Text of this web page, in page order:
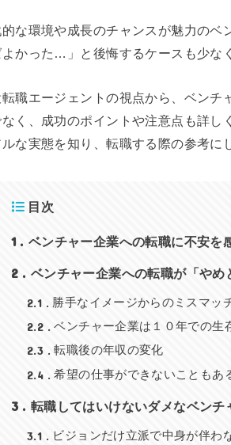
な環境や成長のチャンスが魅力のベ
よかった…」と後悔するケースも少な
職エージェントの視点から、ベン
なく、成功のポイントや注意点も詳
ルな実態を知り、転職する際の参考に
目次
1 ベンチャー企業への転職に不安を
2 ベンチャー企業への転職が「やめ
2.1 勝手なイメージからのミスマッ
2.2 ベンチャー企業は１０年での生
2.3 転職後の年収の変化
2.4 希望の仕事ができないこともあ
3 転職してはいけないダメなベンチ
3.1 ビジョンだけ立派で中身が伴わ